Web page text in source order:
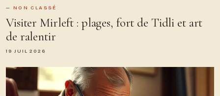
NON CLASSÉ
Visiter Mirleft : plages, fort de Tidli et art
de ralentir
19 JUIL 2026